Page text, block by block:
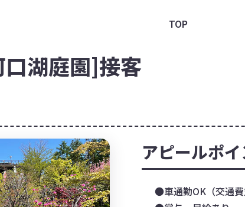
TOP
湖庭園]接客
アピールポ
●車通勤OK（交通